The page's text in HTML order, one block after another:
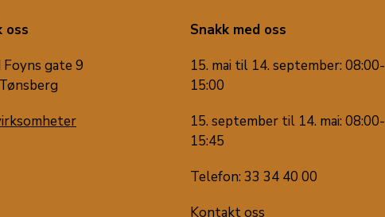
oss
Foyns gate 9
Snakk med oss
15. mai til 14. september: 08:00-
15:00
15. september til 14. mai: 08:00-
15:45
Telefon: 33 34 40 00
Kontakt oss